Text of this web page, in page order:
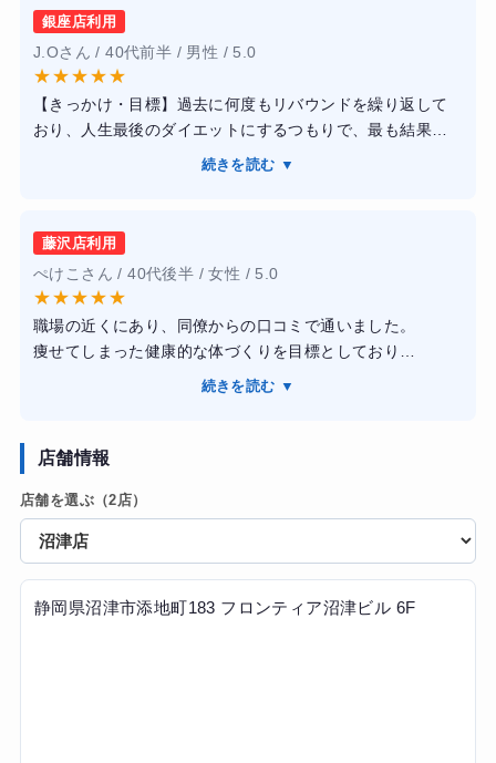
だけでなく食事内容についても具体的なアドバイスをして
くれたため、無理なく続けられました。通ううちに運動習
慣が身につき、間食も自然と減少。約3か月で体重が8kgほ
ど減り、見た目もかなりスッキリしました。一人では続か
なかったダイエットを最後までやり切れたので、とても満
足しています。
銀座店利用
J.Oさん / 40代前半 / 男性 / 5.0
★★★★★
【きっかけ・目標】過去に何度もリバウンドを繰り返して
おり、人生最後のダイエットにするつもりで、最も結果が
出ると評判のライザップへ駆け込みました。
にやり切ることができました。専用アプリを用いた毎日の
食事報告では、糖質制限の具体的なメニュー提案や停滞期
の乗り越え方をタイムリーに指導していただき、常に並走
してくれている安心感がありました。
【結果・変化】2ヶ月の短期集中コースで体重11キロ、体脂
肪率が8パーセント減少するという驚異的な結果が出まし
た。睡眠の質が向上し、日中の集中力も増すなど、単なる
続きを読む ▼
藤沢店利用
ぺけこさん / 40代後半 / 女性 / 5.0
★★★★★
職場の近くにあり、同僚からの口コミで通いました。
痩せてしまった健康的な体づくりを目標としており
トレーナーさんは食事管理も含めて対応してもらえまし
トレーニングにおいても、わたしが飽きっぽい性格なのを
くれた気がしています。
また、食生活についても、調理法から食べ方など細かい部
分を提案してくれたおかげで、早い段階から体重を落とす
ことができたのも嬉しかったです。
結果的にはトレーナーさんのおかげで、日常の食生活や健
続きを読む ▼
店舗情報
店舗を選ぶ（2店）
静岡県沼津市添地町183 フロンティア沼津ビル 6F